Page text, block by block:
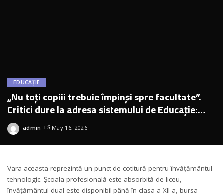
EDUCAȚIE
„Nu toți copiii trebuie împinși spre facultate”.
Critici dure la adresa sistemului de Educație:
„România este arogantă”
Posted
admin May 16, 2026
Vara aceasta reprezintă un punct de cotitură pentru învățământul
tehnologic. Școala profesională este absorbită de liceu,
învățământul dual este disponibil până în clasa a XII-a, bursa